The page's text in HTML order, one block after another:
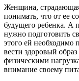
Женщина, страдающая
понимать, что от ее
будущего ребенка. А
нужно подготовить
этого ей необходимо
вести здоровый
физическими
внимание своему